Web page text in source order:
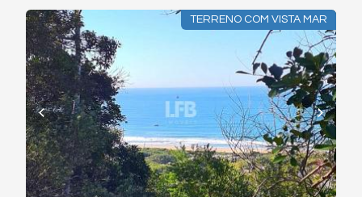
TERRENO COM VISTA MAR